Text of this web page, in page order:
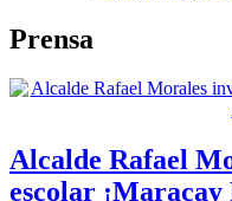
Prensa
Alcalde Rafael
escolar ¡Maracay